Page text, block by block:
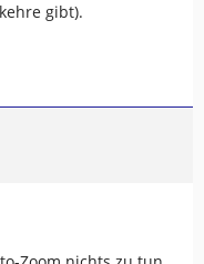
gibt).